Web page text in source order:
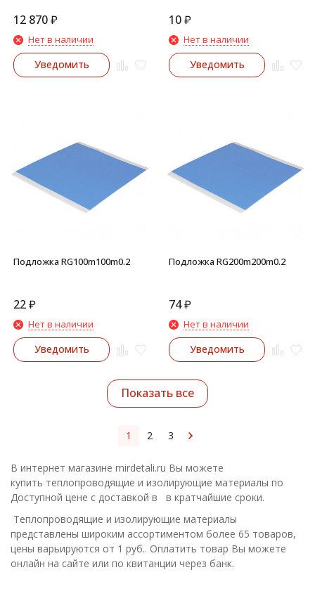
12 870₽
Нет в наличии
Уведомить
10₽
Нет в наличии
Уведомить
Подложка RG100m100m0.2
22₽
Нет в наличии
Уведомить
Подложка RG200m200m0.2
74₽
Нет в наличии
Уведомить
Показать все
1 2 3
В интернет магазине mirdetali.ru Вы можете
купить теплопроводящие и изолирующие материалы по
Доступной цене с доставкой в в кратчайшие сроки.
Теплопроводящие и изолирующие материалы
представлены широким ассортиментом более 65 товаров,
цены варьируются от 1 руб.. Оплатить товар Вы можете
онлайн на сайте или по квитанции через банк.